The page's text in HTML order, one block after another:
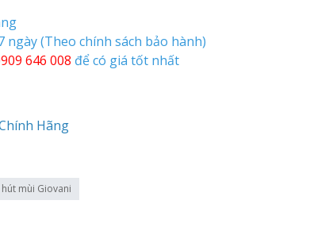
ngày (Theo chính sách bảo hành)
646 008 để có giá tốt nhất
Hãng
hút mùi Giovani